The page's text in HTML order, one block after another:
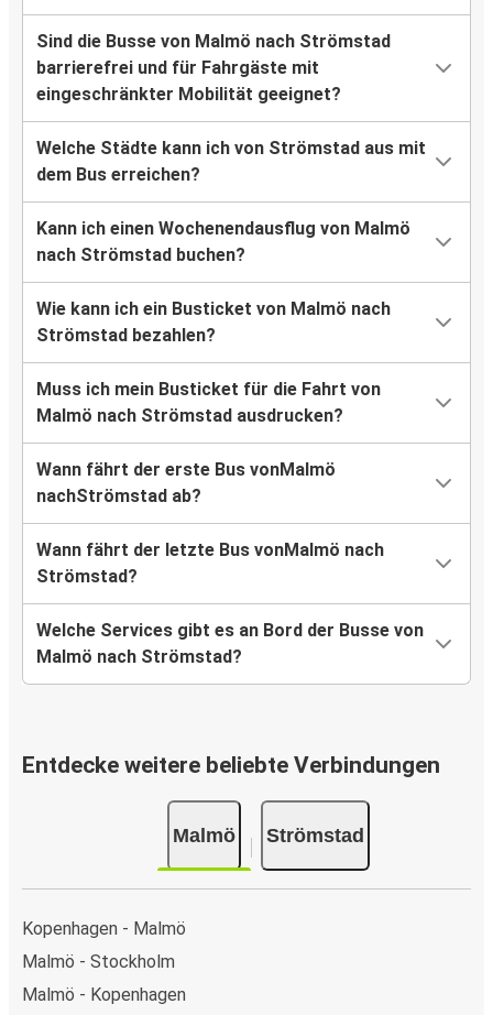
Sind die Busse von Malmö nach Strömstad
barrierefrei und für Fahrgäste mit
eingeschränkter Mobilität geeignet?
Welche Städte kann ich von Strömstad aus mit
dem Bus erreichen?
Kann ich einen Wochenendausflug von Malmö
nach Strömstad buchen?
Wie kann ich ein Busticket von Malmö nach
Strömstad bezahlen?
Muss ich mein Busticket für die Fahrt von
Malmö nach Strömstad ausdrucken?
Wann fährt der erste Bus vonMalmö
nachStrömstad ab?
Wann fährt der letzte Bus vonMalmö nach
Strömstad?
Welche Services gibt es an Bord der Busse von
Malmö nach Strömstad?
Entdecke weitere beliebte Verbindungen
Malmö Strömstad
Kopenhagen - Malmö
Malmö - Stockholm
Malmö - Kopenhagen